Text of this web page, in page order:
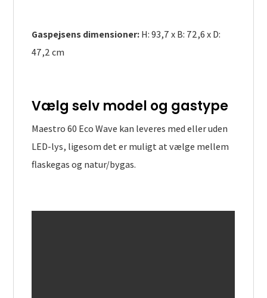
Gaspejsens dimensioner:H: 93,7 x B: 72,6 x D:
47,2 cm
Vælg selv model og gastype
Maestro 60 Eco Wave kan leveres med eller uden
LED-lys, ligesom det er muligt at vælge mellem
flaskegas og natur/bygas.